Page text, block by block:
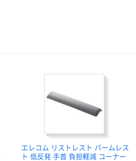
エレコム リストレスト パームレス
ト 低反発 手首 負担軽減 コーナー